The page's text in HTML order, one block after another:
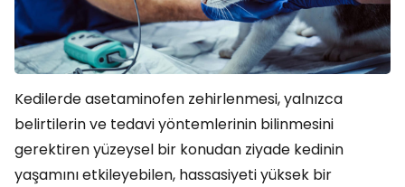
Kedilerde asetaminofen zehirlenmesi, yalnızca
belirtilerin ve tedavi yöntemlerinin bilinmesini
gerektiren yüzeysel bir konudan ziyade kedinin
yaşamını etkileyebilen, hassasiyeti yüksek bir